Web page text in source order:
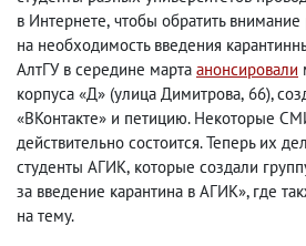
в Интернете, чтобы обратить внимание
на необходимость введения
АлтГУ в середине марта анонсировали
корпуса «Д» (улица Димитрова, 66),
«ВКонтакте» и петицию. Некоторые
действительно состоится. Теперь их
студенты АГИК, которые создали
за введение карантина в АГИК», где
на тему.